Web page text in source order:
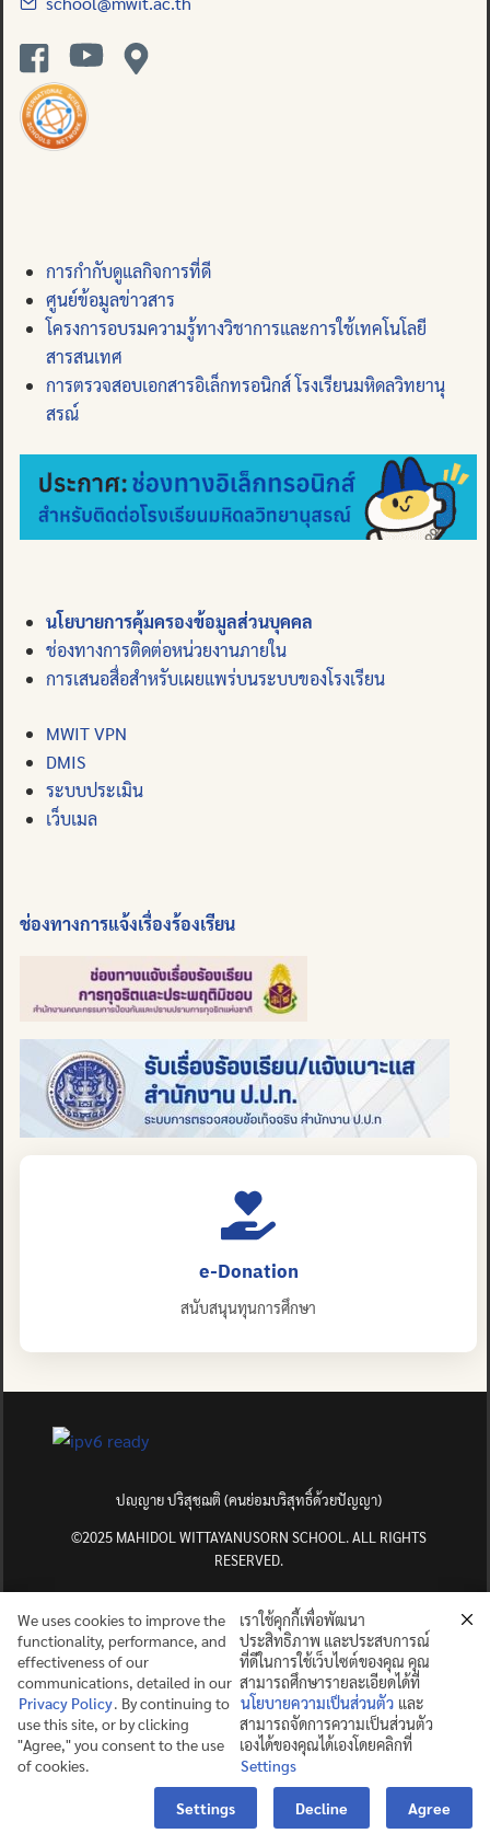
การกำกับดูแลกิจการที่ดี
ศูนย์ข้อมูลข่าวสาร
โครงการอบรมความรู้ทางวิชาการและการใช้เทคโนโลยี
สารสนเทศ
การตรวจสอบเอกสารอิเล็กทรอนิกส์ โรงเรียนมหิดลวิทยานุ
สรณ์
นโยบายการคุ้มครองข้อมูลส่วนบุคคล
ช่องทางการติดต่อหน่วยงานภายใน
การเสนอสื่อสำหรับเผยแพร่บนระบบของโรงเรียน
MWIT VPN
DMIS
ระบบประเมิน
เว็บเมล
ช่องทางการแจ้งเรื่องร้องเรียน
e-Donation
สนับสนุนทุนการศึกษา
ปญฺญาย ปริสุชฺฌติ (คนย่อมบริสุทธิ์ด้วยปัญญา)
©2025 MAHIDOL WITTAYANUSORN SCHOOL. ALL RIGHTS
RESERVED.
We uses cookies to improve the
functionality, performance, and
effectiveness of our
communications, detailed in our
Privacy Policy. By continuing to
use this site, or by clicking
"Agree," you consent to the use
of cookies.
เราใช้คุกกี้เพื่อพัฒนา
ประสิทธิภาพ และประสบการณ์
ที่ดีในการใช้เว็บไซต์ของคุณ คุณ
สามารถศึกษารายละเอียดได้ที่
นโยบายความเป็นส่วนตัว และ
สามารถจัดการความเป็นส่วนตัว
เองได้ของคุณได้เองโดยคลิกที่
Settings
Settings Decline Agree
Contact us